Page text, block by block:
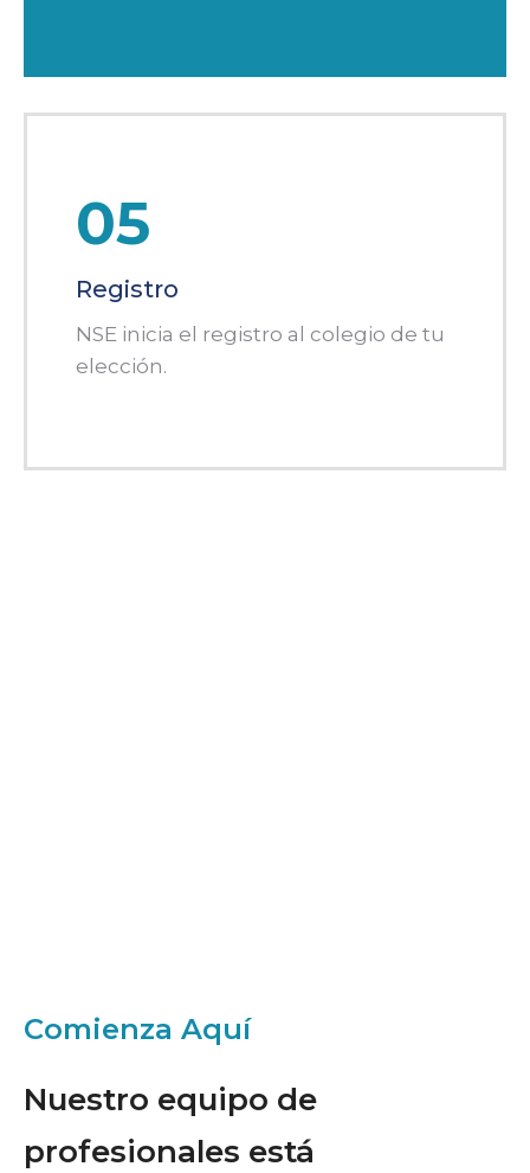
05
Registro
NSE inicia el registro al colegio de tu
elección.
Comienza Aquí
Nuestro equipo de
profesionales está